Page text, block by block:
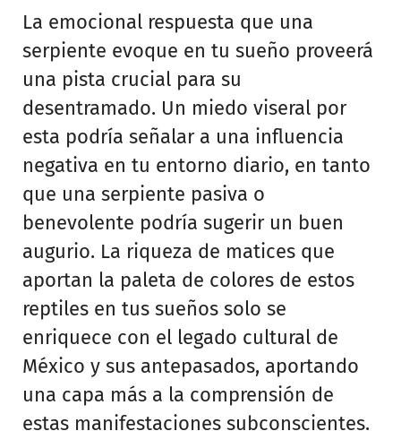
La emocional respuesta que una
serpiente evoque en tu sueño proveerá
una pista crucial para su
desentramado. Un miedo viseral por
esta podría señalar a una influencia
negativa en tu entorno diario, en tanto
que una serpiente pasiva o
benevolente podría sugerir un buen
augurio. La riqueza de matices que
aportan la paleta de colores de estos
reptiles en tus sueños solo se
enriquece con el legado cultural de
México y sus antepasados, aportando
una capa más a la comprensión de
estas manifestaciones subconscientes.